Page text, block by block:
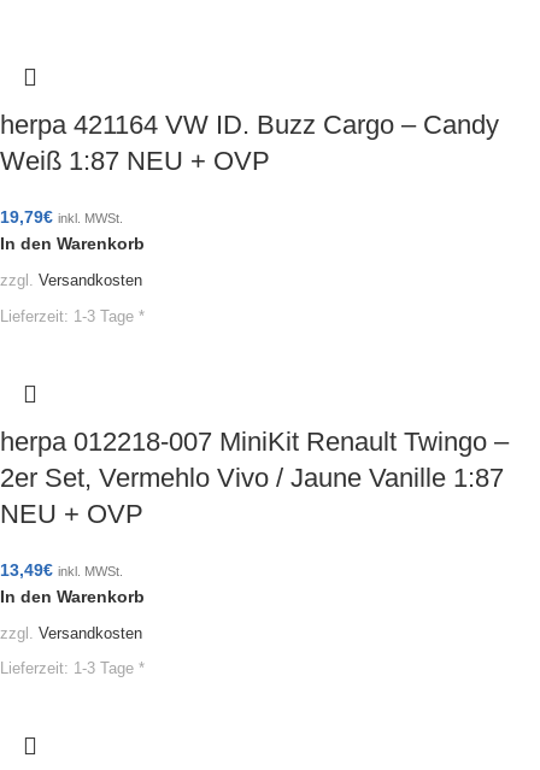
herpa 421164 VW ID. Buzz Cargo – Candy
Weiß 1:87 NEU + OVP
19,79€ inkl. MWSt.
In den Warenkorb
zzgl. Versandkosten
Lieferzeit: 1-3 Tage *
herpa 012218-007 MiniKit Renault Twingo –
2er Set, Vermehlo Vivo / Jaune Vanille 1:87
NEU + OVP
13,49€ inkl. MWSt.
In den Warenkorb
zzgl. Versandkosten
Lieferzeit: 1-3 Tage *